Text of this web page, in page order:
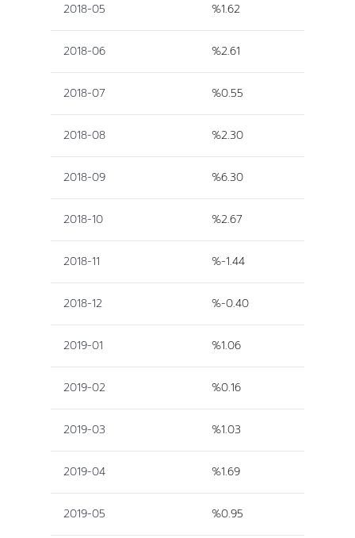
2018-05 %1.62
2018-06 %2.61
2018-07 %0.55
2018-08 %2.30
2018-09 %6.30
2018-10 %2.67
2018-11 %-1.44
2018-12 %-0.40
2019-01 %1.06
2019-02 %0.16
2019-03 %1.03
2019-04 %1.69
2019-05 %0.95